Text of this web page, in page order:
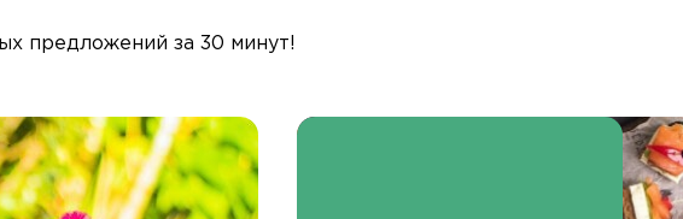
предложений за 30 минут!